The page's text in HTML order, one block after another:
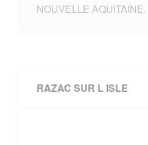
NOUVELLE AQUITAINE.
RAZAC SUR L ISLE